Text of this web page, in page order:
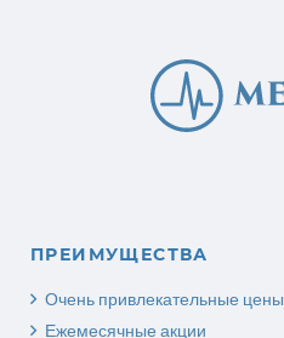
ПРЕИМУЩЕСТВА
Очень привлекательные цены
Ежемесячные акции